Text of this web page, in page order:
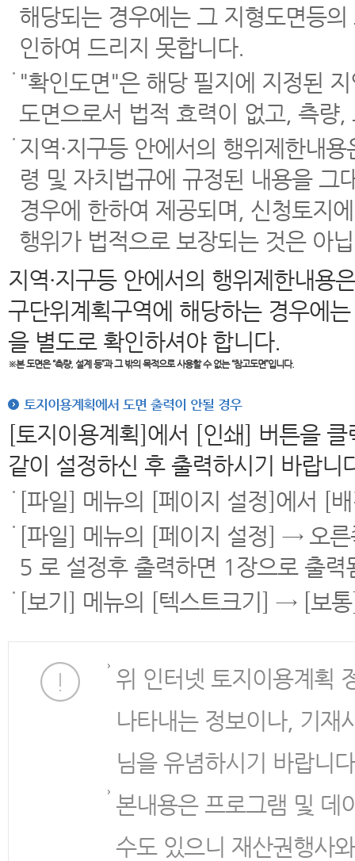
해당되는 경우에는 그 지형도면등
인하여 드리지 못합니다.
"확인도면"은 해당 필지에 지정된
도면으로서 법적 효력이 없고, 측량
지역·지구등 안에서의 행위제한내
령 및 자치법규에 규정된 내용을 그
경우에 한하여 제공되며, 신청토지
행위가 법적으로 보장되는 것은 아
지역·지구등 안에서의 행위제한내용
구단위계획구역에 해당하는 경우에
을 별도로 확인하셔야 합니다.
※본 도면은“측량, 설계 등”과 그 밖의 목적으로 사용할 수 없는 “참고도면”입니다.
토지이용계획에서 도면 출력이 안될 경우
[토지이용계획]에서 [인쇄] 버튼을
같이 설정하신 후 출력하시기 바랍니
[파일] 메뉴의 [페이지 설정]에서 [
[파일] 메뉴의 [페이지 설정] → 오
5 로 설정후 출력하면 1장으로 출력
[보기] 메뉴의 [텍스트크기] → [보
위 인터넷 토지이용계획
나타내는 정보이나, 기재
님을 유념하시기 바랍니
본내용은 프로그램 및 데
수도 있으니 재산권행사